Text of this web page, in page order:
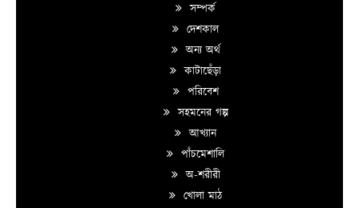
সম্পর্ক
দেশকাল
অন্য অর্থ
কাটাছেঁড়া
পরিবেশ
সহমনের গল্প
আখ্যান
পাঁচমেশালি
অ-শরীরী
খোলা মাঠ